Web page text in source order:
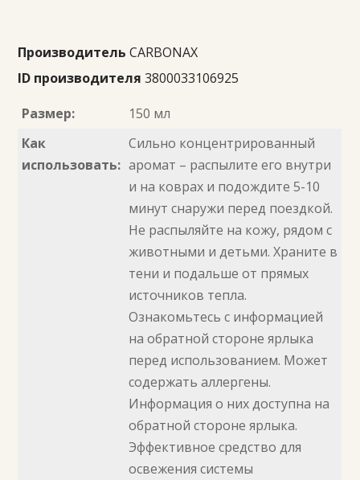
Производитель CARBONAX
ID производителя 3800033106925
Размер:
150 мл
Как
использовать:
Сильно концентрированный
аромат – распылите его внутри
и на коврах и подождите 5-10
минут снаружи перед поездкой.
Не распыляйте на кожу, рядом с
животными и детьми. Храните в
тени и подальше от прямых
источников тепла.
Ознакомьтесь с информацией
на обратной стороне ярлыка
перед использованием. Может
содержать аллергены.
Информация о них доступна на
обратной стороне ярлыка.
Эффективное средство для
освежения системы